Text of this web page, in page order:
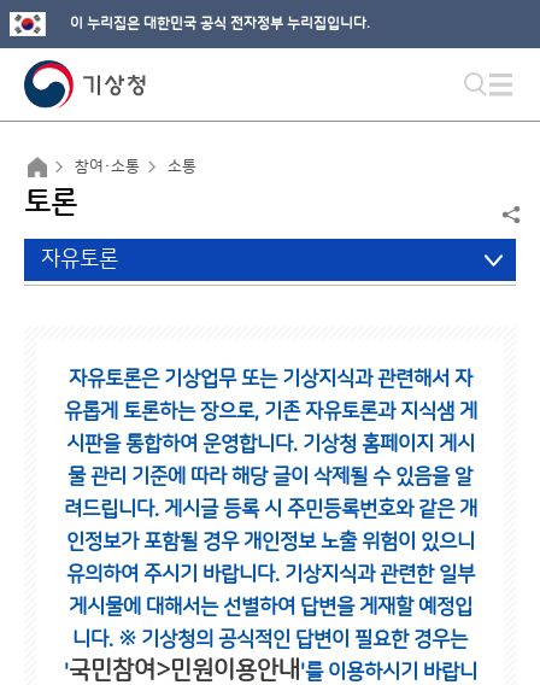
이 누리집은 대한민국 공식 전자정부 누리집입니다.
참여·소통 소통
토론
자유토론
자유토론은 기상업무 또는 기상지식과 관련해서 자
유롭게 토론하는 장으로, 기존 자유토론과 지식샘 게
시판을 통합하여 운영합니다. 기상청 홈페이지 게시
물 관리 기준에 따라 해당 글이 삭제될 수 있음을 알
려드립니다. 게시글 등록 시 주민등록번호와 같은 개
인정보가 포함될 경우 개인정보 노출 위험이 있으니
유의하여 주시기 바랍니다. 기상지식과 관련한 일부
게시물에 대해서는 선별하여 답변을 게재할 예정입
니다. ※ 기상청의 공식적인 답변이 필요한 경우는
'국민참여>민원이용안내 '를 이용하시기 바랍니